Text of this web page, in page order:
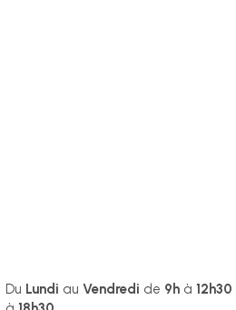
Du Lundi auVendredi de 9h à12h30